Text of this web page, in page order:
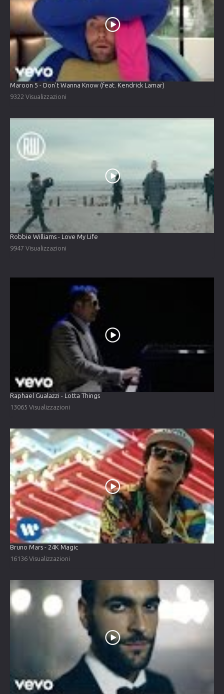
Maroon 5 - Don't Wanna Know (feat. Kendrick Lamar)
9322 Visualizzazioni
Robbie Williams - Love My Life
9947 Visualizzazioni
Raphael Gualazzi - Lotta Things
13065 Visualizzazioni
Bruno Mars - 24K Magic
16136 Visualizzazioni